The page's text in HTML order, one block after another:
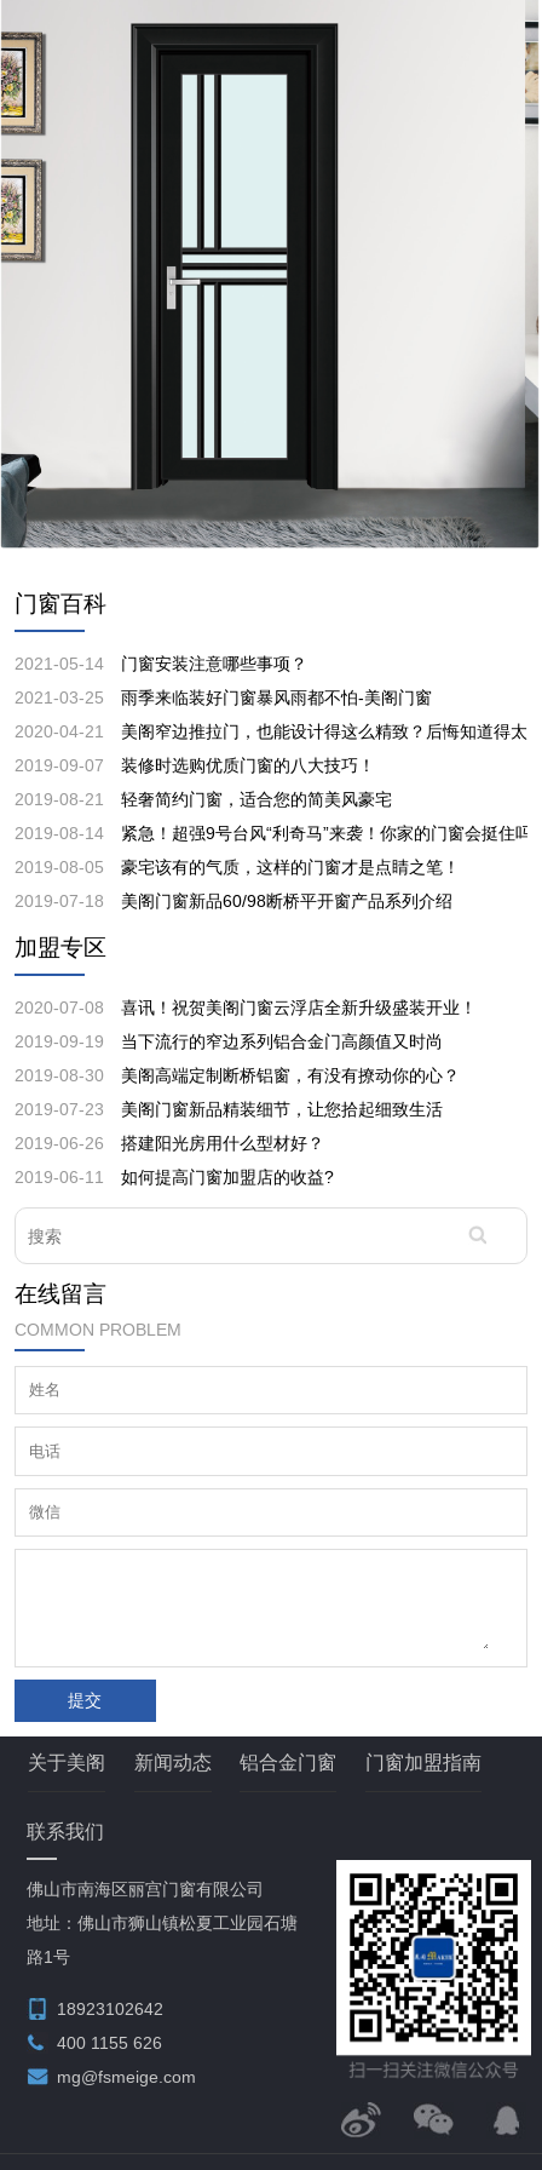
门窗百科
2021-05-14
门窗安装注意哪些事项？
2021-03-25
雨季来临装好门窗暴风雨都不怕-美阁门窗
2020-04-21
美阁窄边推拉门，也能设计得这么精致？后悔知道得太
2019-09-07
装修时选购优质门窗的八大技巧！
2019-08-21
轻奢简约门窗，适合您的简美风豪宅
2019-08-14
紧急！超强9号台风“利奇马”来袭！你家的门窗会挺住吗
2019-08-05
豪宅该有的气质，这样的门窗才是点睛之笔！
2019-07-18
美阁门窗新品60/98断桥平开窗产品系列介绍
加盟专区
2020-07-08
喜讯！祝贺美阁门窗云浮店全新升级盛装开业！
2019-09-19
当下流行的窄边系列铝合金门高颜值又时尚
2019-08-30
美阁高端定制断桥铝窗，有没有撩动你的心？
2019-07-23
美阁门窗新品精装细节，让您拾起细致生活
2019-06-26
搭建阳光房用什么型材好？
2019-06-11
如何提高门窗加盟店的收益?
在线留言
COMMON PROBLEM
提交
关于美阁 新闻动态 铝合金门窗 门窗加盟指南
联系我们
佛山市南海区丽宫门窗有限公司
地址：佛山市狮山镇松夏工业园石塘
路1号
18923102642
400 1155 626
mg@fsmeige.com